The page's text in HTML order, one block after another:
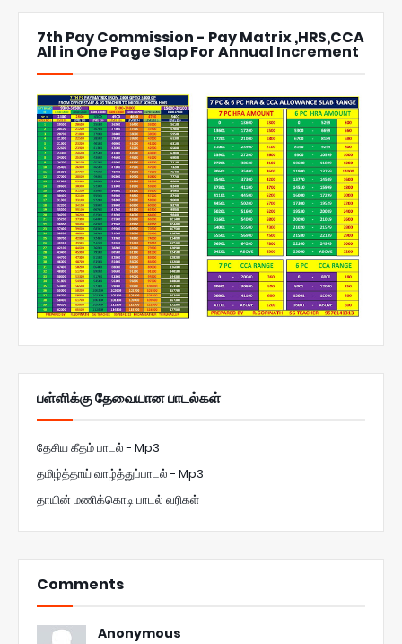
7th Pay Commission - Pay Matrix ,HRS,CCA
All in One Page Slap For Annual Increment
பள்ளிக்கு தேவையான பாடல்கள்
தேசிய கீதம் பாடல் - Mp3
தமிழ்த்தாய் வாழ்த்துப்பாடல் - Mp3
தாயின் மணிக்கொடி பாடல் வரிகள்
Comments
Anonymous